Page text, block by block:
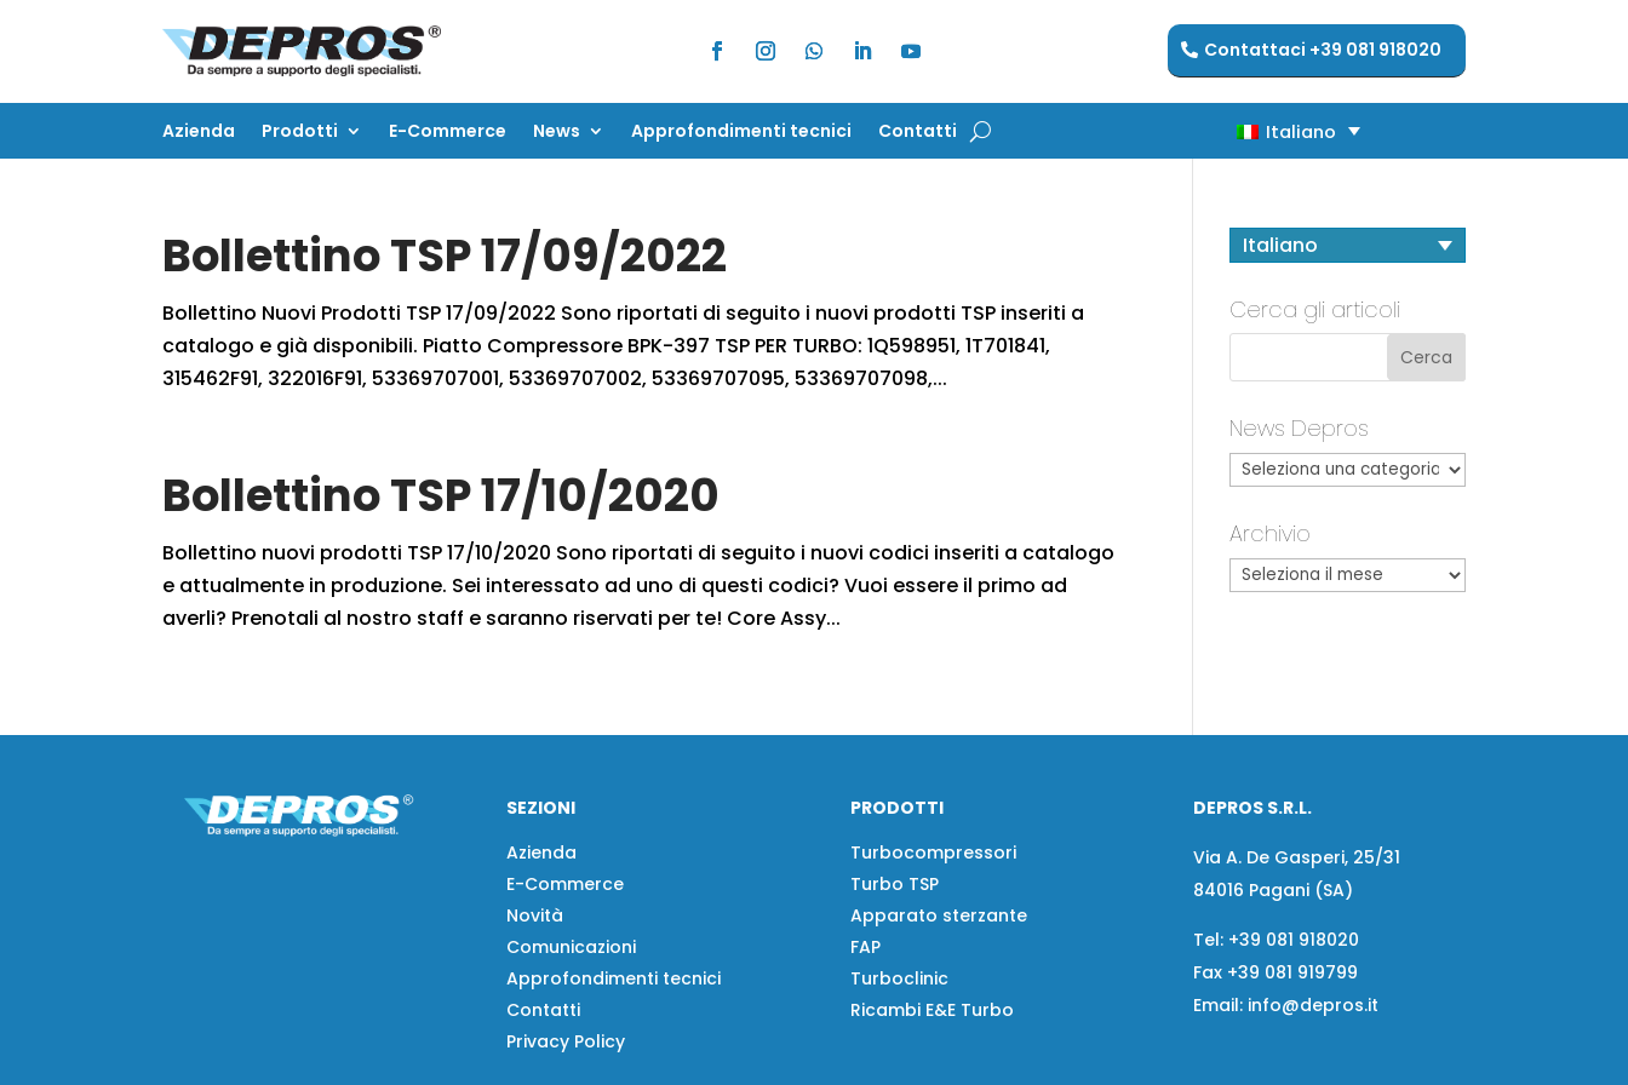
Contattaci +39 081 918020
Azienda Prodotti E-Commerce News Approfondimenti tecnici Contatti Italiano
Azienda Prodotti E-Commerce News Approfondimenti tecnici Contatti Italiano
Bollettino TSP 17/09/2022
Bollettino Nuovi Prodotti TSP 17/09/2022 Sono riportati di seguito i nuovi prodotti TSP inseriti a
catalogo e già disponibili. Piatto Compressore BPK-397 TSP PER TURBO: 1Q598951, 1T701841,
315462F91, 322016F91, 53369707001, 53369707002, 53369707095, 53369707098,...
Bollettino TSP 17/10/2020
Bollettino nuovi prodotti TSP 17/10/2020 Sono riportati di seguito i nuovi codici inseriti a catalogo
e attualmente in produzione. Sei interessato ad uno di questi codici? Vuoi essere il primo ad
averli? Prenotali al nostro staff e saranno riservati per te! Core Assy...
Italiano
Cerca gli articoli
News Depros
Archivio
SEZIONI
Azienda
E-Commerce
Novità
Comunicazioni
Approfondimenti tecnici
Contatti
Privacy Policy
PRODOTTI
Turbocompressori
Turbo TSP
Apparato sterzante
FAP
Turboclinic
Ricambi E&E Turbo
DEPROS S.R.L.
Via A. De Gasperi, 25/31
84016 Pagani (SA)
Tel: +39 081 918020
Fax +39 081 919799
Email: info@depros.it